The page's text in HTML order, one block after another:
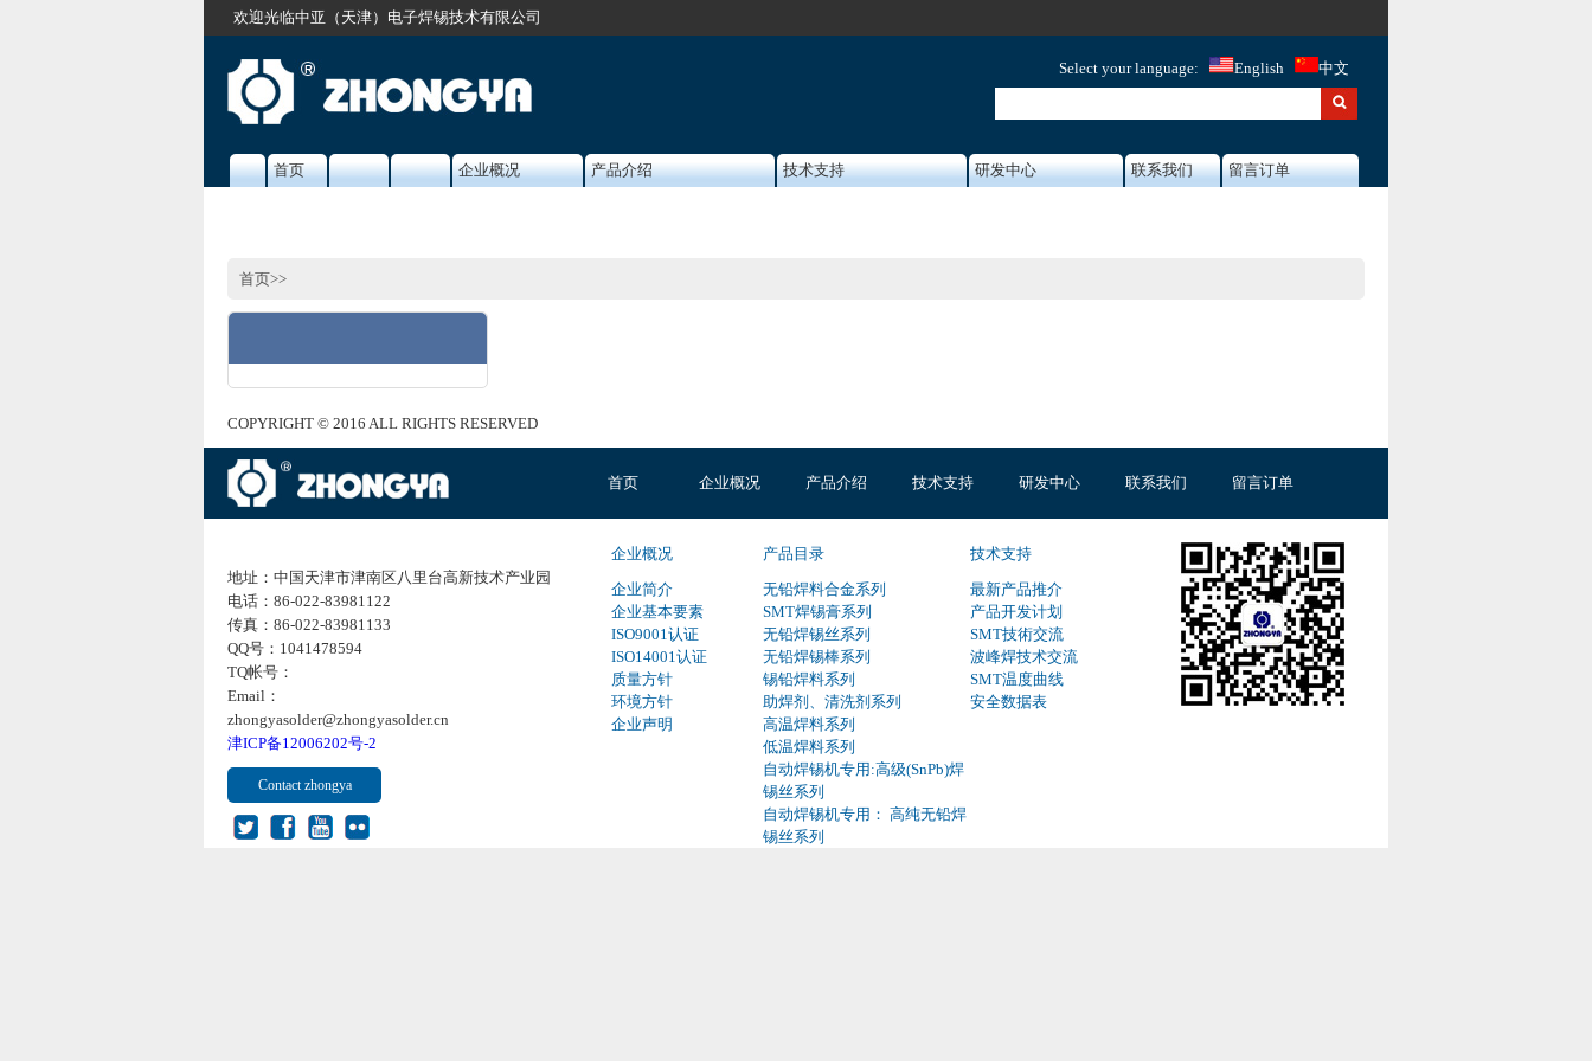
欢迎光临中亚（天津）电子焊锡技术有限公司
Select your language: English 中文
首页 企业概况 产品介绍 技术支持 研发中心 联系我们 留言订单
首页>>
COPYRIGHT © 2016 ALL RIGHTS RESERVED
首页 企业概况 产品介绍 技术支持 研发中心 联系我们 留言订单
地址：中国天津市津南区八里台高新技术产业园
电话：86-022-83981122
传真：86-022-83981133
QQ号：1041478594
TQ帐号：
Email：
zhongyasolder@zhongyasolder.cn
津ICP备12006202号-2
Contact zhongya
企业概况
企业简介
企业基本要素
ISO9001认证
ISO14001认证
质量方针
环境方针
企业声明
产品目录
无铅焊料合金系列
SMT焊锡膏系列
无铅焊锡丝系列
无铅焊锡棒系列
锡铅焊料系列
助焊剂、清洗剂系列
高温焊料系列
低温焊料系列
自动焊锡机专用:高级(SnPb)焊
锡丝系列
自动焊锡机专用： 高纯无铅焊
锡丝系列
技术支持
最新产品推介
产品开发计划
SMT技術交流
波峰焊技术交流
SMT温度曲线
安全数据表